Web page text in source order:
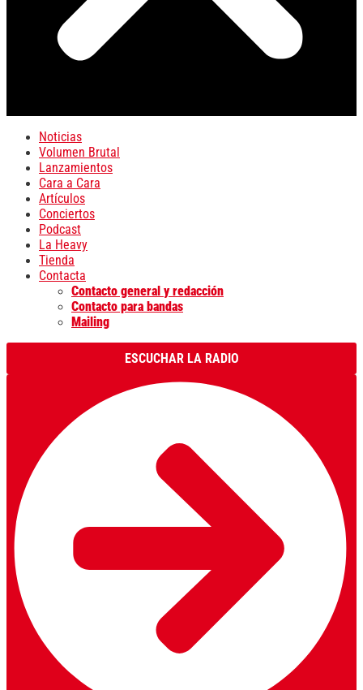
Noticias
Volumen Brutal
Lanzamientos
Cara a Cara
Artículos
Conciertos
Podcast
La Heavy
Tienda
Contacta
Contacto general y redacción
Contacto para bandas
Mailing
ESCUCHAR LA RADIO